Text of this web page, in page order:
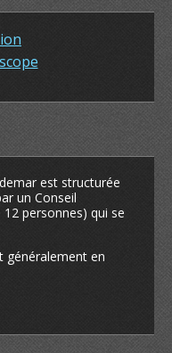
est structurée
un Conseil
personnes) qui se
généralement en